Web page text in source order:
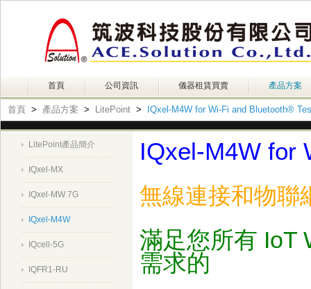
首頁 公司資訊 儀器租賃買賣 產品方案
首頁 > 產品方案 > LitePoint > IQxel-M4W for Wi-Fi and Bluetooth®
LitePoint產品簡介
IQxel-MX
IQxel-MW 7G
IQxel-M4W
IQcell-5G
IQFR1-RU
IQxel-M4W for
無線連接和物聯
滿足您所有 IoT
需求的